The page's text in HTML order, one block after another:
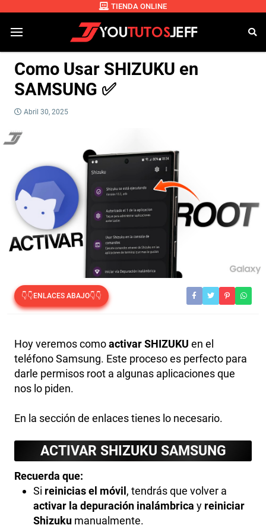
TIENDA ONLINE
Como Usar SHIZUKU en
SAMSUNG ✅
Abril 30, 2025
👇👇ENLACES ABAJO👇👇
Hoy veremos comoactivar SHIZUKU en el
teléfono Samsung. Este proceso es perfecto para
darle permisos root a algunas aplicaciones que
nos lo piden.
En la sección de enlaces tienes lo necesario.
ACTIVAR SHIZUKU SAMSUNG
Recuerda que:
Si reinicias el móvil , tendrás que volver a
activar la depuración inalámbrica y reiniciar
Shizukumanualmente.